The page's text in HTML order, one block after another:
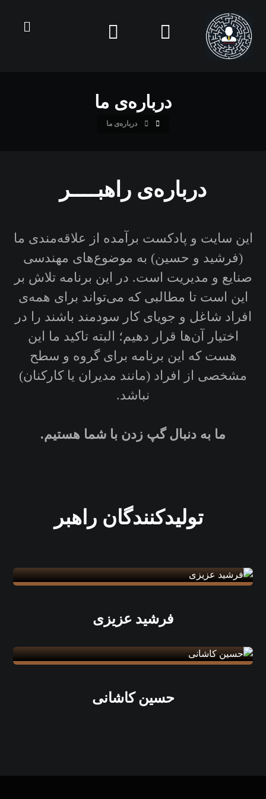
درباره‌ی ما
درباره‌ی ما
درباره‌ی راهبــــر
این سایت و پادکست برآمده از علاقه‌مندی ما
(فرشید و حسین) به موضوع‌های مهندسی
صنایع و مدیریت است. در این برنامه تلاش بر
این است تا مطالبی که می‌تواند برای همه‌ی
افراد شاغل و جویای کار سودمند باشند را در
اختیار آن‌ها قرار دهیم؛ البته تاکید ما این
هست که این برنامه برای گروه و سطح
مشخصی از افراد (مانند مدیران یا کارکنان)
نباشد.
ما به دنبال گپ زدن با شما هستیم.
تولیدکنندگان راهبر
فرشید عزیزی
حسین کاشانی